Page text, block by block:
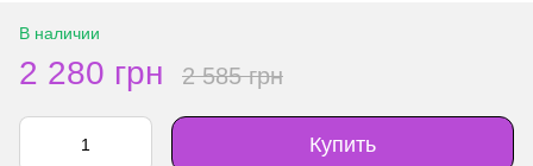
В наличии
2 280 грн 2 585 грн
Купить